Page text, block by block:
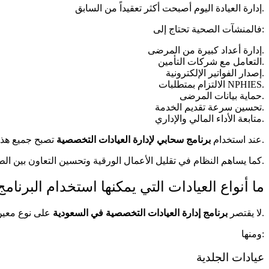
إدارة العيادة اليوم أصبحت أكثر تعقيداً من السابق.
فالمنشآت الصحية تحتاج إلى:
إدارة أعداد كبيرة من المرضى.
التعامل مع شركات التأمين.
إصدار الفواتير الإلكترونية.
الالتزام بمتطلبات NPHIES.
حماية بيانات المرضى.
تحسين سرعة تقديم الخدمة.
متابعة الأداء المالي والإداري.
عند استخدام برنامج سحابي لإدارة العيادات التخصصية تصبح جميع هذه العمليات مترابطة داخل نظام واحد، مما يساعد على تقديم خدمة أسرع وأكثر دقة.
كما يساهم النظام في تقليل الأعمال الورقية وتحسين التعاون بين الطبيب والاستقبال والمختبر والصيدلية والإدارة المالية.
ما أنواع العيادات التي يمكنها استخدام
لا يقتصر برنامج إدارة العيادات التخصصية في السعودية على نوع معين من العيادات، بل يناسب مختلف التخصصات الطبية.
ومنها:
عيادات الجلدية